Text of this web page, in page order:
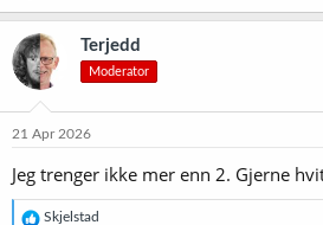
Terjedd
Moderator
21 Apr 2026
Jeg trenger ikke mer enn 2. Gjerne
R
Skjelstad